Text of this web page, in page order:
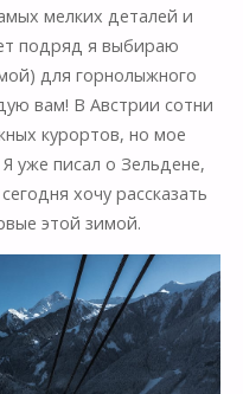
мелких деталей и
подряд я выбираю
для горнолыжного
вам! В Австрии сотни
курортов, но мое
уже писал о Зельдене,
хочу рассказать
этой зимой.